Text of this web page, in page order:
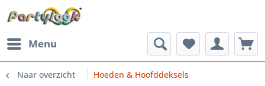
Menu
Naar overzicht Hoeden & Hoofddeksels